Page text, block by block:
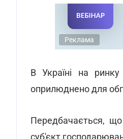
Реклама
В Україні на ринку
оприлюднено для
Передбачається,
суб'єкт